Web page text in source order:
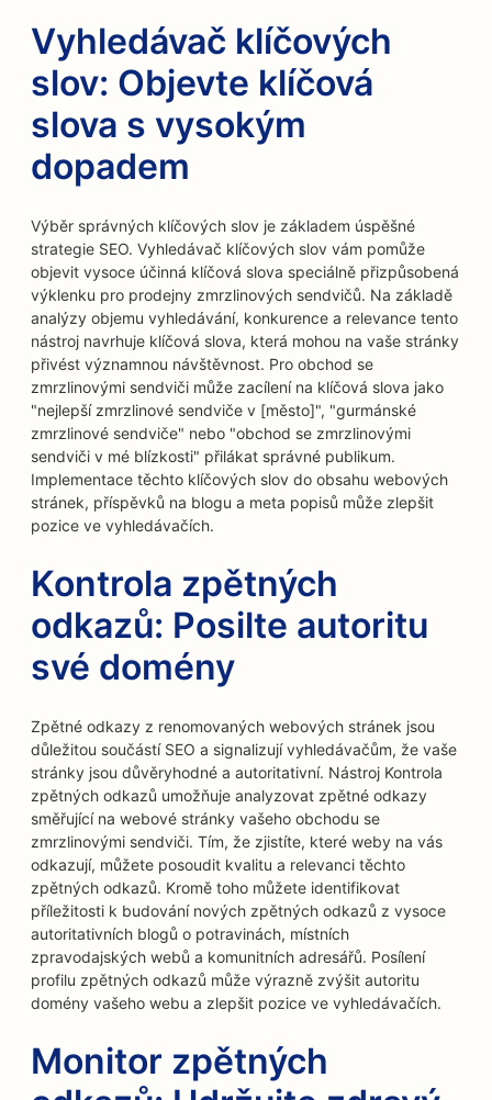
Vyhledávač klíčových
slov: Objevte klíčová
slova s vysokým
dopadem
Výběr správných klíčových slov je základem úspěšné
strategie SEO. Vyhledávač klíčových slov vám pomůže
objevit vysoce účinná klíčová slova speciálně přizpůsobená
výklenku pro prodejny zmrzlinových sendvičů. Na základě
analýzy objemu vyhledávání, konkurence a relevance tento
nástroj navrhuje klíčová slova, která mohou na vaše stránky
přivést významnou návštěvnost. Pro obchod se
zmrzlinovými sendviči může zacílení na klíčová slova jako
"nejlepší zmrzlinové sendviče v [město]", "gurmánské
zmrzlinové sendviče" nebo "obchod se zmrzlinovými
sendviči v mé blízkosti" přilákat správné publikum.
Implementace těchto klíčových slov do obsahu webových
stránek, příspěvků na blogu a meta popisů může zlepšit
pozice ve vyhledávačích.
Kontrola zpětných
odkazů: Posilte autoritu
své domény
Zpětné odkazy z renomovaných webových stránek jsou
důležitou součástí SEO a signalizují vyhledávačům, že vaše
stránky jsou důvěryhodné a autoritativní. Nástroj Kontrola
zpětných odkazů umožňuje analyzovat zpětné odkazy
směřující na webové stránky vašeho obchodu se
zmrzlinovými sendviči. Tím, že zjistíte, které weby na vás
odkazují, můžete posoudit kvalitu a relevanci těchto
zpětných odkazů. Kromě toho můžete identifikovat
příležitosti k budování nových zpětných odkazů z vysoce
autoritativních blogů o potravinách, místních
zpravodajských webů a komunitních adresářů. Posílení
profilu zpětných odkazů může výrazně zvýšit autoritu
domény vašeho webu a zlepšit pozice ve vyhledávačích.
Monitor zpětných